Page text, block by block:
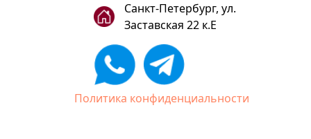
Санкт-Петербург, ул.
Заставская 22 к.Е
Политика конфиденциальности